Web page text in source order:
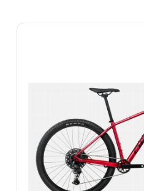
Terminal de consulta○ Motor activo -